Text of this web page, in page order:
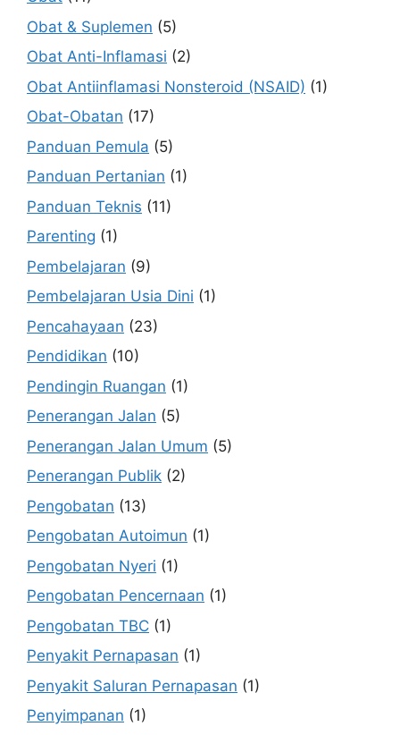
Obat & Suplemen (5)
Obat Anti-Inflamasi (2)
Obat Antiinflamasi Nonsteroid (NSAID) (1)
Obat-Obatan (17)
Panduan Pemula (5)
Panduan Pertanian (1)
Panduan Teknis (11)
Parenting (1)
Pembelajaran (9)
Pembelajaran Usia Dini (1)
Pencahayaan (23)
Pendidikan (10)
Pendingin Ruangan (1)
Penerangan Jalan (5)
Penerangan Jalan Umum (5)
Penerangan Publik (2)
Pengobatan (13)
Pengobatan Autoimun (1)
Pengobatan Nyeri (1)
Pengobatan Pencernaan (1)
Pengobatan TBC (1)
Penyakit Pernapasan (1)
Penyakit Saluran Pernapasan (1)
Penyimpanan (1)